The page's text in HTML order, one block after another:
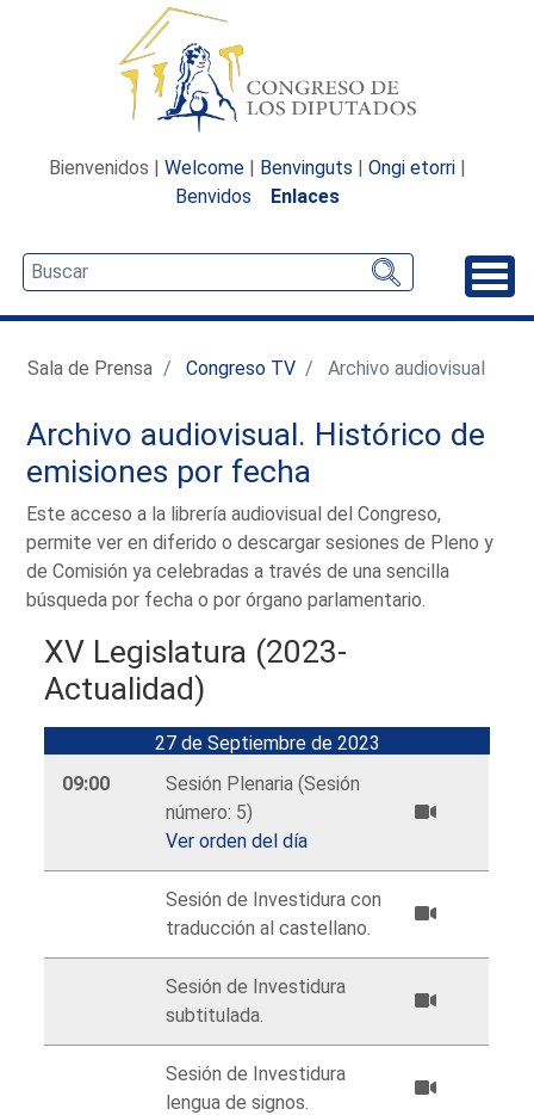
Bienvenidos | Welcome | Benvinguts | Ongi etorri |
Benvidos
Enlaces
Sala de Prensa Congreso TV Archivo audiovisual
Archivo audiovisual. Histórico de
emisiones por fecha
Este acceso a la librería audiovisual del Congreso,
permite ver en diferido o descargar sesiones de Pleno y
de Comisión ya celebradas a través de una sencilla
búsqueda por fecha o por órgano parlamentario.
XV Legislatura (2023-
Actualidad)
27 de Septiembre de 2023
09:00
Sesión Plenaria (Sesión
número: 5)
Ver orden del día
Sesión de Investidura con
traducción al castellano.
Sesión de Investidura
subtitulada.
Sesión de Investidura
lengua de signos.